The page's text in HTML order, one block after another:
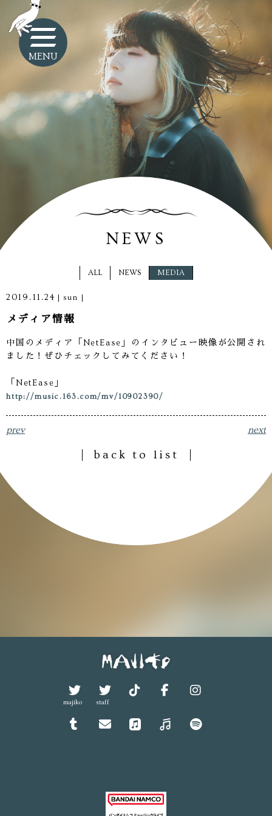
MENU
NEWS
ALL NEWS MEDIA
2019.11.24 sun
メディア情報
中国のメディア「NetEase」のインタビュー映像が公開され
ました！ぜひチェックしてみてください！
「NetEase」
http://music.163.com/mv/10902390/
next
prev
back to list
majiko staff